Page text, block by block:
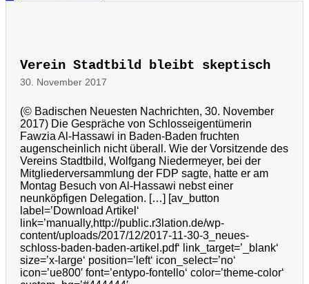
Verein Stadtbild bleibt skeptisch
30. November 2017
(© Badischen Neuesten Nachrichten, 30. November
2017) Die Gespräche von Schlosseigentümerin
Fawzia Al-Hassawi in Baden-Baden fruchten
augenscheinlich nicht überall. Wie der Vorsitzende des
Vereins Stadtbild, Wolfgang Niedermeyer, bei der
Mitgliederversammlung der FDP sagte, hatte er am
Montag Besuch von Al-Hassawi nebst einer
neunköpfigen Delegation. […] [av_button
label=’Download Artikel‘
link=’manually,http://public.r3lation.de/wp-
content/uploads/2017/12/2017-11-30-3_neues-
schloss-baden-baden-artikel.pdf‘ link_target=’_blank‘
size=’x-large‘ position=’left‘ icon_select=’no‘
icon=’ue800′ font=’entypo-fontello‘ color=’theme-color‘